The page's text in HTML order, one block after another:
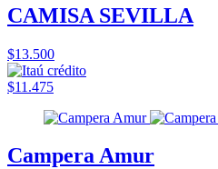
CAMISA SEVILLA
$13.500
$11.475
Campera Amur